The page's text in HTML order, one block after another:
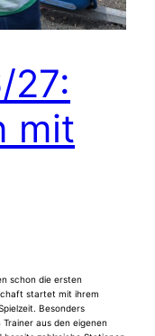
27:
mit
schon die ersten
startet mit ihrem
Besonders
aus den eigenen